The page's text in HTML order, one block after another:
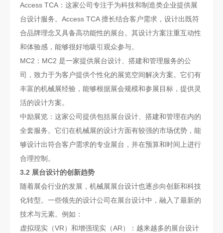
Access TCA：这家公司专注于为科技和制造类企业提供展
台设计服务。Access TCA 擅长结合客户需求，设计出既符
合品牌理念又具备高功能性的展台。其设计方案注重互动性
和体验感，能够很好地吸引观众参与。
MC2：MC2 是一家提供展台设计、搭建和管理服务的公
司，致力于为客户提供个性化的展览空间解决方案。它们有
丰富的机械展经验，能够根据展会规模和参展目标，提供灵
活的设计方案。
中励展览：这家公司提供包括展台设计、搭建和管理在内的
全套服务。它们在机械展的设计方面有较强的市场优势，能
够设计出符合客户需求的专业展台，并在预算和时间上进行
合理控制。
3.2 展台设计的创新趋势
随着展会行业的发展，机械展展台设计也逐步向创新和科技
化转型。一些领先的设计公司在展台设计中，融入了最新的
技术与元素。例如：
虚拟现实（VR）和增强现实（AR）：越来越多的展台设计